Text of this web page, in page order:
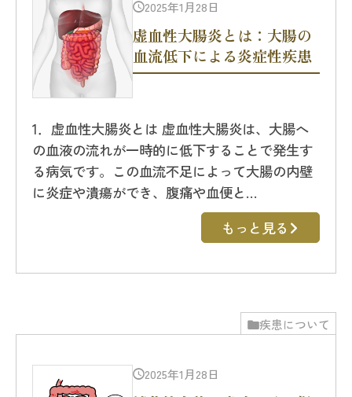
2025年1月28日
虚血性大腸炎とは：大腸の
血流低下による炎症性疾患
1．虚血性大腸炎とは 虚血性大腸炎は、大腸へ
の血液の流れが一時的に低下することで発生す
る病気です。この血流不足によって大腸の内壁
に炎症や潰瘍ができ、腹痛や血便と…
もっと見る
疾患について
2025年1月28日